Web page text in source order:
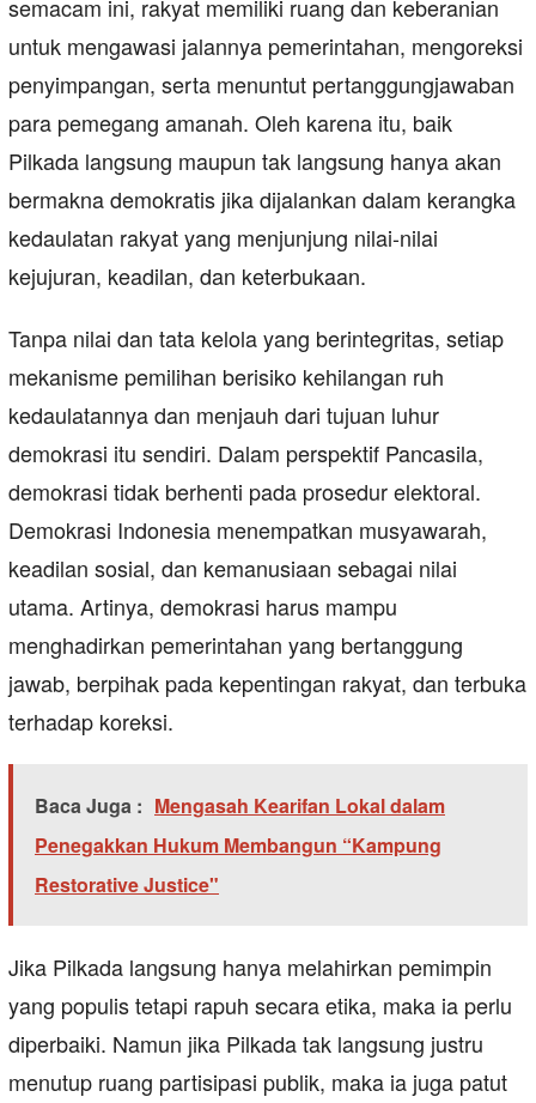
semacam ini, rakyat memiliki ruang dan keberanian
untuk mengawasi jalannya pemerintahan, mengoreksi
penyimpangan, serta menuntut pertanggungjawaban
para pemegang amanah. Oleh karena itu, baik
Pilkada langsung maupun tak langsung hanya akan
bermakna demokratis jika dijalankan dalam kerangka
kedaulatan rakyat yang menjunjung nilai-nilai
kejujuran, keadilan, dan keterbukaan.
Tanpa nilai dan tata kelola yang berintegritas, setiap
mekanisme pemilihan berisiko kehilangan ruh
kedaulatannya dan menjauh dari tujuan luhur
demokrasi itu sendiri. Dalam perspektif Pancasila,
demokrasi tidak berhenti pada prosedur elektoral.
Demokrasi Indonesia menempatkan musyawarah,
keadilan sosial, dan kemanusiaan sebagai nilai
utama. Artinya, demokrasi harus mampu
menghadirkan pemerintahan yang bertanggung
jawab, berpihak pada kepentingan rakyat, dan terbuka
terhadap koreksi.
Baca Juga : Mengasah Kearifan Lokal dalam
Penegakkan Hukum Membangun “Kampung
Restorative Justice"
Jika Pilkada langsung hanya melahirkan pemimpin
yang populis tetapi rapuh secara etika, maka ia perlu
diperbaiki. Namun jika Pilkada tak langsung justru
menutup ruang partisipasi publik, maka ia juga patut